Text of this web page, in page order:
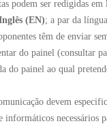
podem ser redigidas em
(EN); a par da
têm de enviar
do painel (consultar
do painel ao qual
devem
informáticos necessários